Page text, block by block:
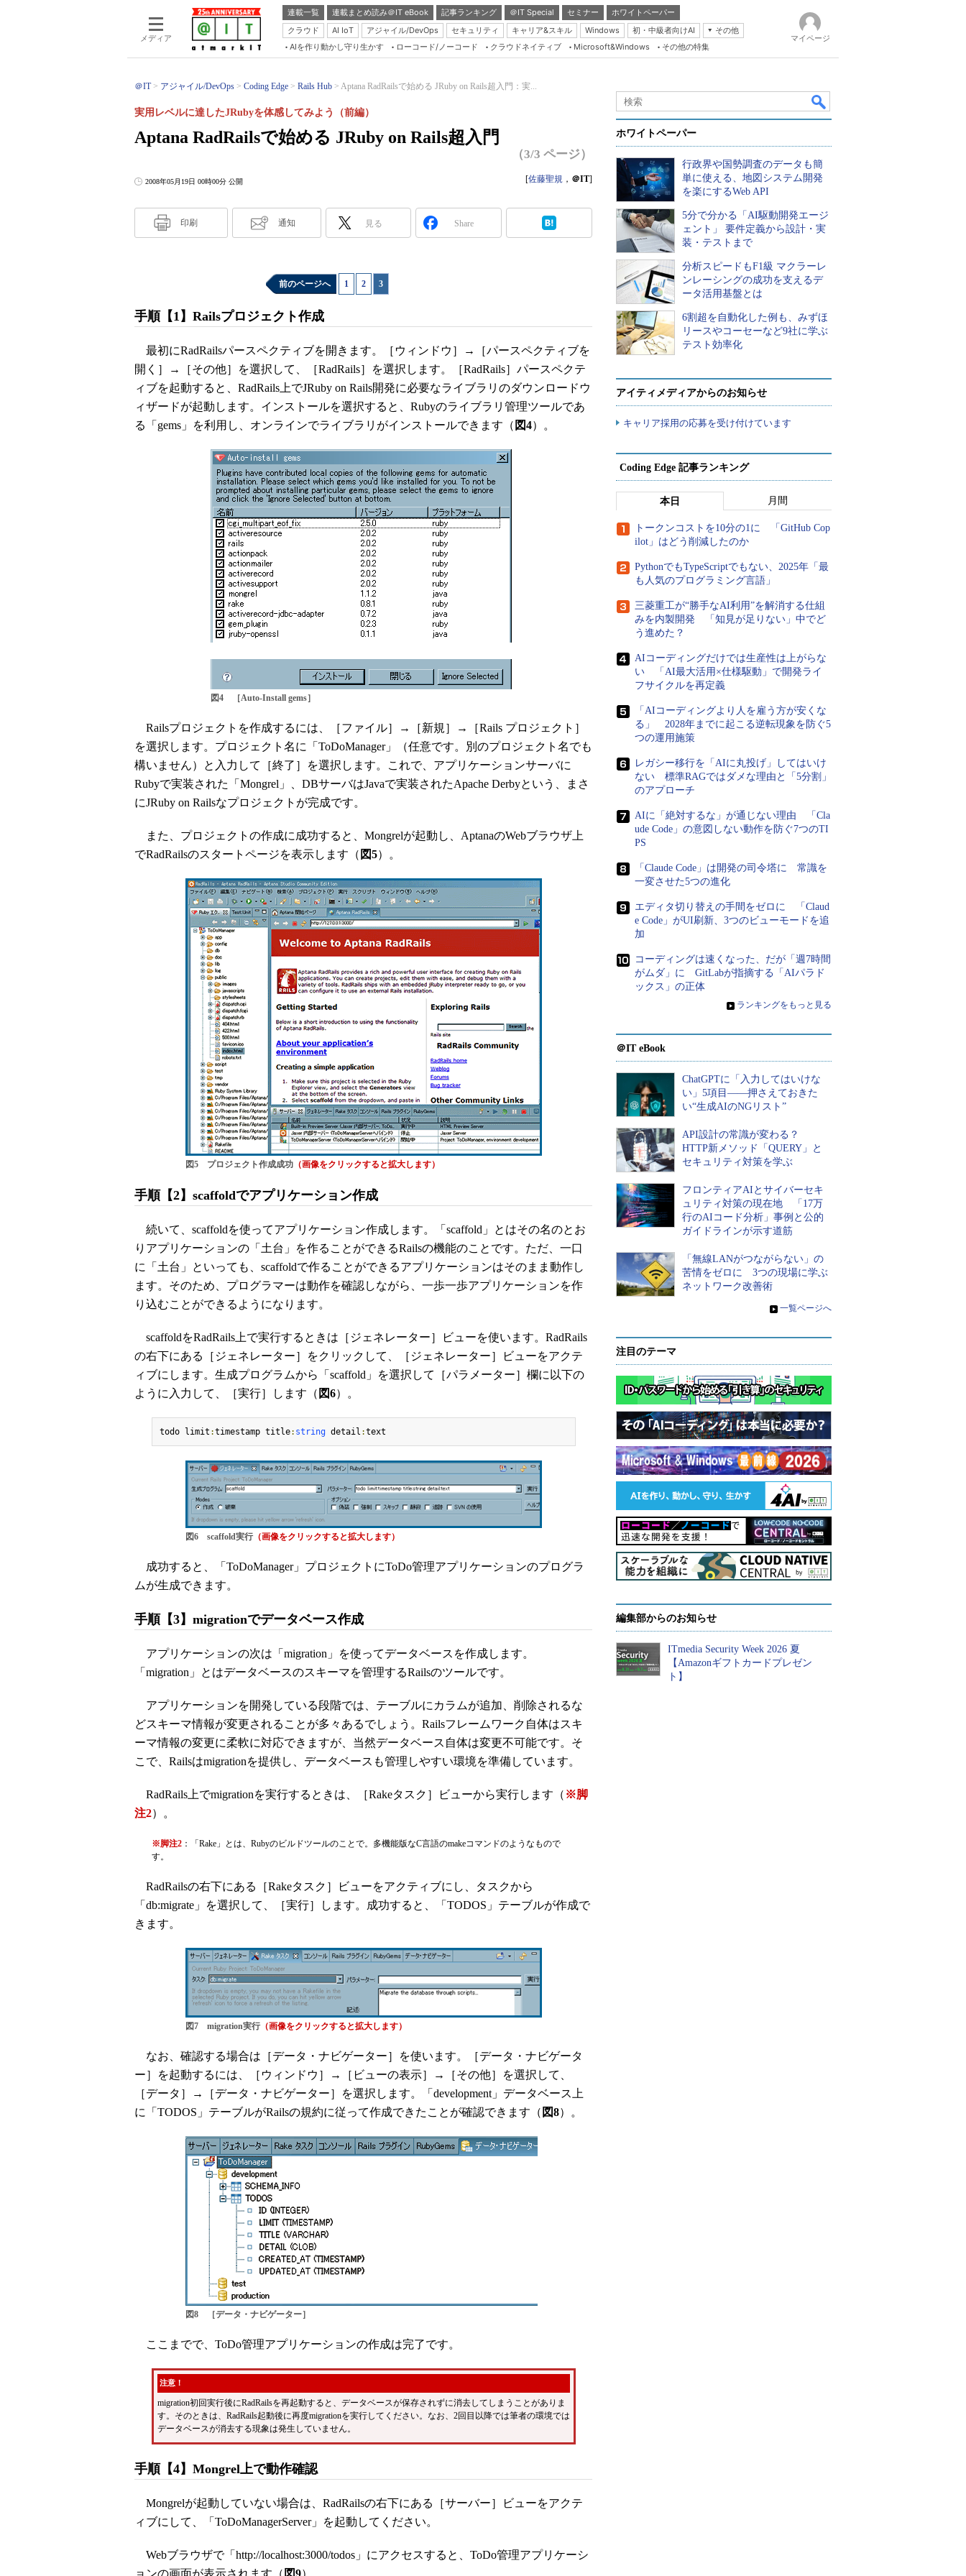
メディア
連載一覧 連載まとめ読み＠IT eBook 記事ランキング ＠IT Special セミナー
ホワイトペーパー
クラウド
AI IoT アジャイル/DevOps セキュリティ キャリア&スキル Windows 初・中級者向けAI
その他
Server & Storage
Database Expert
Master of IP Network
Security & Trust
AIを作り動かし守り生かす ローコード/ノーコード クラウドネイティブ Microsoft&Windows その他の特集
マイページ
＠IT アジャイル/DevOps Coding Edge Rails Hub Aptana RadRailsで始める JRuby on Rails超入門：実...
Aptana RadRailsで始める JRuby on Rails超入門
実用レベルに達したJRubyを体感してみよう（前編）
（3/3 ページ）
2008年05月19日 00時00分 公開 [佐藤聖規 ， ＠IT]
印刷 通知 見る Share
前のページへ 1 2 3
手順【1】Railsプロジェクト作成
最初にRadRailsパースペクティブを開きます。［ウィンドウ］→［パースペクティブを
開く］→［その他］を選択して、［RadRails］を選択します。［RadRails］パースペクテ
ィブを起動すると、RadRails上でJRuby on Rails開発に必要なライブラリのダウンロードウ
ィザードが起動します。インストールを選択すると、Rubyのライブラリ管理ツールであ
る「gems」を利用し、オンラインでライブラリがインストールできます（ 図4）。
図4 ［Auto-Install gems］
Railsプロジェクトを作成するには、［ファイル］→［新規］→［Rails プロジェクト］
を選択します。プロジェクト名に「ToDoManager」（任意です。別のプロジェクト名でも
構いません）と入力して［終了］を選択します。これで、アプリケーションサーバに
Rubyで実装された「Mongrel」、DBサーバはJavaで実装されたApache Derbyという、まさ
にJRuby on Railsなプロジェクトが完成です。
また、プロジェクトの作成に成功すると、Mongrelが起動し、AptanaのWebブラウザ上
でRadRailsのスタートページを表示します（ 図5）。
図5 プロジェクト作成成功（画像をクリックすると拡大します）
手順【2】scaffoldでアプリケーション作成
続いて、scaffoldを使ってアプリケーション作成します。「scaffold」とはその名のとお
りアプリケーションの「土台」を作ることができるRailsの機能のことです。ただ、一口
に「土台」といっても、scaffoldで作ることができるアプリケーションはそのまま動作し
ます。そのため、プログラマーは動作を確認しながら、一歩一歩アプリケーションを作
り込むことができるようになります。
scaffoldをRadRails上で実行するときは［ジェネレーター］ビューを使います。RadRails
の右下にある［ジェネレーター］をクリックして、［ジェネレーター］ビューをアクテ
ィブにします。生成プログラムから「scaffold」を選択して［パラメーター］欄に以下の
ように入力して、［実行］します（ 図6）。
todo limit :timestamp title: string detail :text
図6 scaffold実行（画像をクリックすると拡大します）
成功すると、「ToDoManager」プロジェクトにToDo管理アプリケーションのプログラ
ムが生成できます。
手順【3】migrationでデータベース作成
アプリケーションの次は「migration」を使ってデータベースを作成します。
「migration」とはデータベースのスキーマを管理するRailsのツールです。
アプリケーションを開発している段階では、テーブルにカラムが追加、削除されるな
どスキーマ情報が変更されることが多々あるでしょう。Railsフレームワーク自体はスキ
ーマ情報の変更に柔軟に対応できますが、当然データベース自体は変更不可能です。そ
こで、Railsはmigrationを提供し、データベースも管理しやすい環境を準備しています。
RadRails上でmigrationを実行するときは、［Rakeタスク］ビューから実行します（ ※脚
注2）。
※脚注2：「Rake」とは、Rubyのビルドツールのことで。多機能版なC言語のmakeコマンドのようなもので
す。
RadRailsの右下にある［Rakeタスク］ビューをアクティブにし、タスクから
「db:migrate」を選択して、［実行］します。成功すると、「TODOS」テーブルが作成で
きます。
図7 migration実行（画像をクリックすると拡大します）
なお、確認する場合は［データ・ナビゲーター］を使います。［データ・ナビゲータ
ー］を起動するには、［ウィンドウ］→［ビューの表示］→［その他］を選択して、
［データ］→［データ・ナビゲーター］を選択します。「development」データベース上
に「TODOS」テーブルがRailsの規約に従って作成できたことが確認できます（ 図8）。
図8 ［データ・ナビゲーター］
ここまでで、ToDo管理アプリケーションの作成は完了です。
注意！
migration初回実行後にRadRailsを再起動すると、データベースが保存されずに消去してしまうことがありま
す。そのときは、RadRails起動後に再度migrationを実行してください。なお、2回目以降では筆者の環境では
データベースが消去する現象は発生していません。
手順【4】Mongrel上で動作確認
Mongrelが起動していない場合は、RadRailsの右下にある［サーバー］ビューをアクテ
ィブにして、「ToDoManagerServer」を起動してください。
Webブラウザで「http://localhost:3000/todos」にアクセスすると、ToDo管理アプリケーシ
ョンの画面が表示されます（ 図9）。
ホワイトペーパー
行政界や国勢調査のデータも簡
単に使える、地図システム開発
を楽にするWeb API
5分で分かる「AI駆動開発エージ
ェント」 要件定義から設計・実
装・テストまで
分析スピードもF1級 マクラーレ
ンレーシングの成功を支えるデ
ータ活用基盤とは
6割超を自動化した例も、みずほ
リースやコーセーなど9社に学ぶ
テスト効率化
アイティメディアからのお知らせ
キャリア採用の応募を受け付けています
Coding Edge 記事ランキング
本日 月間
トークンコストを10分の1に 「GitHub Cop
ilot」はどう削減したのか
PythonでもTypeScriptでもない、2025年「最
も人気のプログラミング言語」
三菱重工が“勝手なAI利用”を解消する仕組
みを内製開発 「知見が足りない」中でど
う進めた？
AIコーディングだけでは生産性は上がらな
い 「AI最大活用×仕様駆動」で開発ライ
フサイクルを再定義
「AIコーディングより人を雇う方が安くな
る」 2028年までに起こる逆転現象を防ぐ5
つの運用施策
レガシー移行を「AIに丸投げ」してはいけ
ない 標準RAGではダメな理由と「5分割」
のアプローチ
AIに「絶対するな」が通じない理由 「Cla
ude Code」の意図しない動作を防ぐ7つのTI
PS
「Claude Code」は開発の司令塔に 常識を
一変させた5つの進化
エディタ切り替えの手間をゼロに 「Claud
e Code」がUI刷新、3つのビューモードを追
加
コーディングは速くなった、だが「週7時間
がムダ」に GitLabが指摘する「AIパラド
ックス」の正体
» ランキングをもっと見る
＠IT eBook
ChatGPTに「入力してはいけな
い」5項目――押さえておきた
い“生成AIのNGリスト”
API設計の常識が変わる？
HTTP新メソッド「QUERY」と
セキュリティ対策を学ぶ
フロンティアAIとサイバーセキ
ュリティ対策の現在地 「17万
行のAIコード分析」事例と公的
ガイドラインが示す道筋
「無線LANがつながらない」の
苦情をゼロに 3つの現場に学ぶ
ネットワーク改善術
» 一覧ページへ
注目のテーマ
編集部からのお知らせ
ITmedia Security Week 2026 夏
【Amazonギフトカードプレゼン
ト】